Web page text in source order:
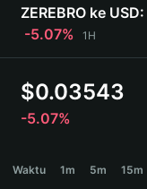
Bahasa Indonesia
ภาษาไทย
हिन्दी
Español
Português (Brasil)
ZEREBRO ke USD:
-5.07%
1H
$0.03543
-5.07%
Waktu 1m 5m 15m